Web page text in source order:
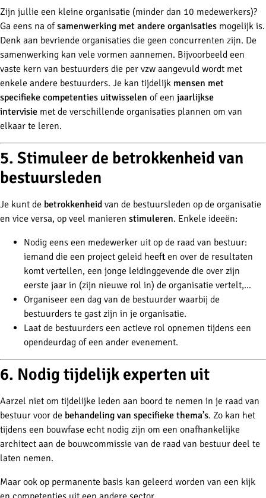
Zijn jullie een kleine organisatie (minder dan 10 medewerkers)?
Ga eens na ofsamenwerking met andere organisaties mogelijk is.
Denk aan bevriende organisaties die geen concurrenten zijn. De
samenwerking kan vele vormen aannemen. Bijvoorbeeld een
vaste kern van bestuurders die per vzw aangevuld wordt met
enkele andere bestuurders. Je kan tijdelijk mensen met
specifieke competenties uitwisselen of een jaarlijkse
intervisie met de verschillende organisaties plannen om van
elkaar te leren.
5. Stimuleer de betrokkenheid van
bestuursleden
Je kunt de betrokkenheid van de bestuursleden op de organisatie
en vice versa, op veel manieren stimuleren. Enkele ideeën:
Nodig eens een medewerker uit op de raad van bestuur:
iemand die een project geleid heeft en over de resultaten
komt vertellen, een jonge leidinggevende die over zijn
eerste jaar in (zijn nieuwe rol in) de organisatie vertelt,...
Organiseer een dag van de bestuurder waarbij de
bestuurders te gast zijn in je organisatie.
Laat de bestuurders een actieve rol opnemen tijdens een
opendeurdag of een ander evenement.
6. Nodig tijdelijk experten uit
Aarzel niet om tijdelijke leden aan boord te nemen in je raad van
bestuur voor de behandeling van specifieke thema’s. Zo kan het
tijdens een bouwfase echt nodig zijn om een onafhankelijke
architect aan de bouwcommissie van de raad van bestuur deel te
laten nemen.
Maar ook op permanente basis kan geleerd worden van een kijk